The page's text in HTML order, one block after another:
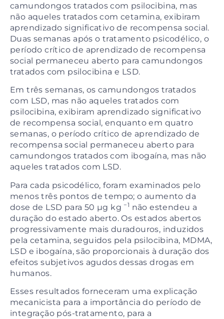
camundongos tratados com psilocibina, mas
não aqueles tratados com cetamina, exibiram
aprendizado significativo de recompensa social.
Duas semanas após o tratamento psicodélico, o
período crítico de aprendizado de recompensa
social permaneceu aberto para camundongos
tratados com psilocibina e LSD.
Em três semanas, os camundongos tratados
com LSD, mas não aqueles tratados com
psilocibina, exibiram aprendizado significativo
de recompensa social, enquanto em quatro
semanas, o período crítico de aprendizado de
recompensa social permaneceu aberto para
camundongos tratados com ibogaína, mas não
aqueles tratados com LSD.
Para cada psicodélico, foram examinados pelo
menos três pontos de tempo; o aumento da
dose de LSD para 50 µg kg −1 não estendeu a
duração do estado aberto. Os estados abertos
progressivamente mais duradouros, induzidos
pela cetamina, seguidos pela psilocibina, MDMA,
LSD e ibogaína, são proporcionais à duração dos
efeitos subjetivos agudos dessas drogas em
humanos.
Esses resultados forneceram uma explicação
mecanicista para a importância do período de
integração pós-tratamento, para a